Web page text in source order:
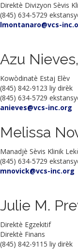
Direktè Divizyon Sèvis
(845) 634-5729
lmontanaro@vcs-
Azu
Kowòdinatè Estaj Elèv
(845) 842-9123 liy dirèk
(845) 634-5729
anieves@vcs-inc.org
Melissa
Manadjè Sèvis Klinik
(845) 634-5729
mnovick@vcs-inc.org
Julie M.
Direktè Egzekitif
Direktè Finans
(845) 842-9115 liy dirèk